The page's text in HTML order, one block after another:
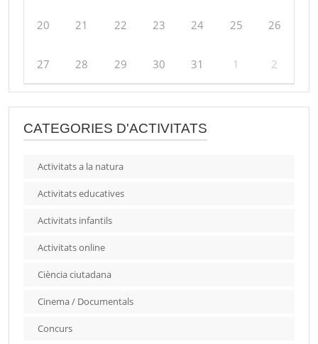
20 21 22 23 24 25 26
27 28 29 30 31 1 2
CATEGORIES D'ACTIVITATS
Activitats a la natura
Activitats educatives
Activitats infantils
Activitats online
Ciència ciutadana
Cinema / Documentals
Concurs